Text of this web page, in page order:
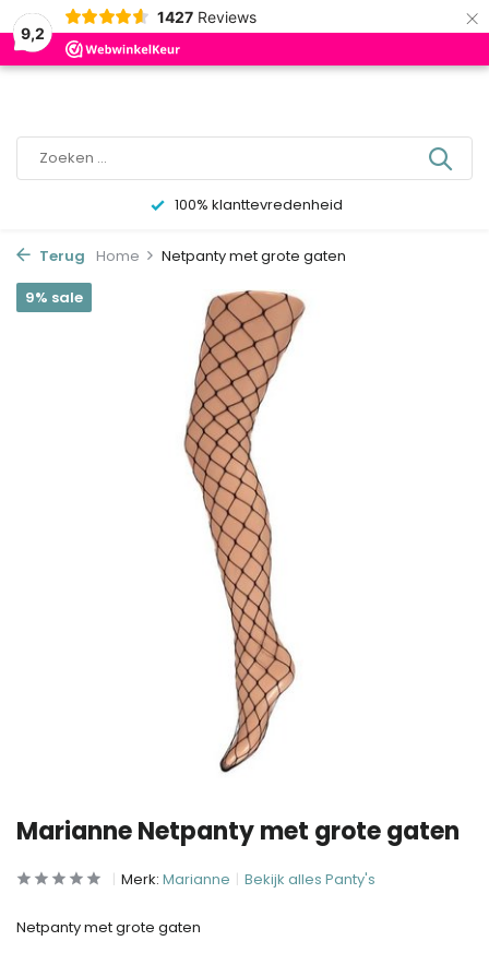
9,2
1427 Reviews ×
0
100% klanttevredenheid
Terug Home Netpanty met grote gaten
Marianne Netpanty met grote gaten
9% sale
Merk: Marianne Bekijk alles Panty's
Netpanty met grote gaten